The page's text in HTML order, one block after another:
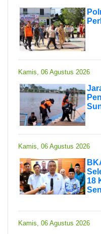
Kamis, 06 Agustus 2026
Kamis, 06 Agustus 2026
18
Kamis, 06 Agustus 2026